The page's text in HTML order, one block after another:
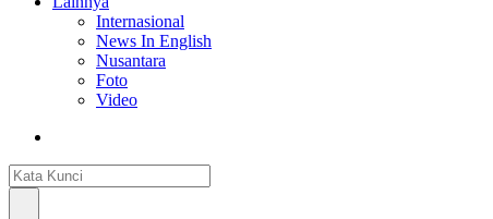
Internasional
News In English
Nusantara
Foto
Video